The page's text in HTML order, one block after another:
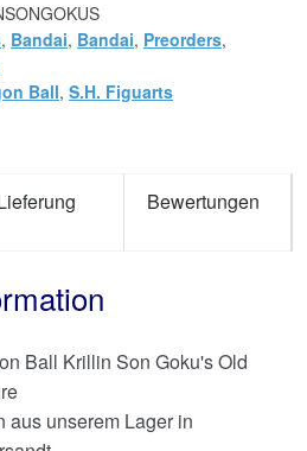
, Bandai, Bandai, Preorders,
Ball, S.H. Figuarts
Bewertungen
Ball Krillin Son Goku's Old
aus unserem Lager in